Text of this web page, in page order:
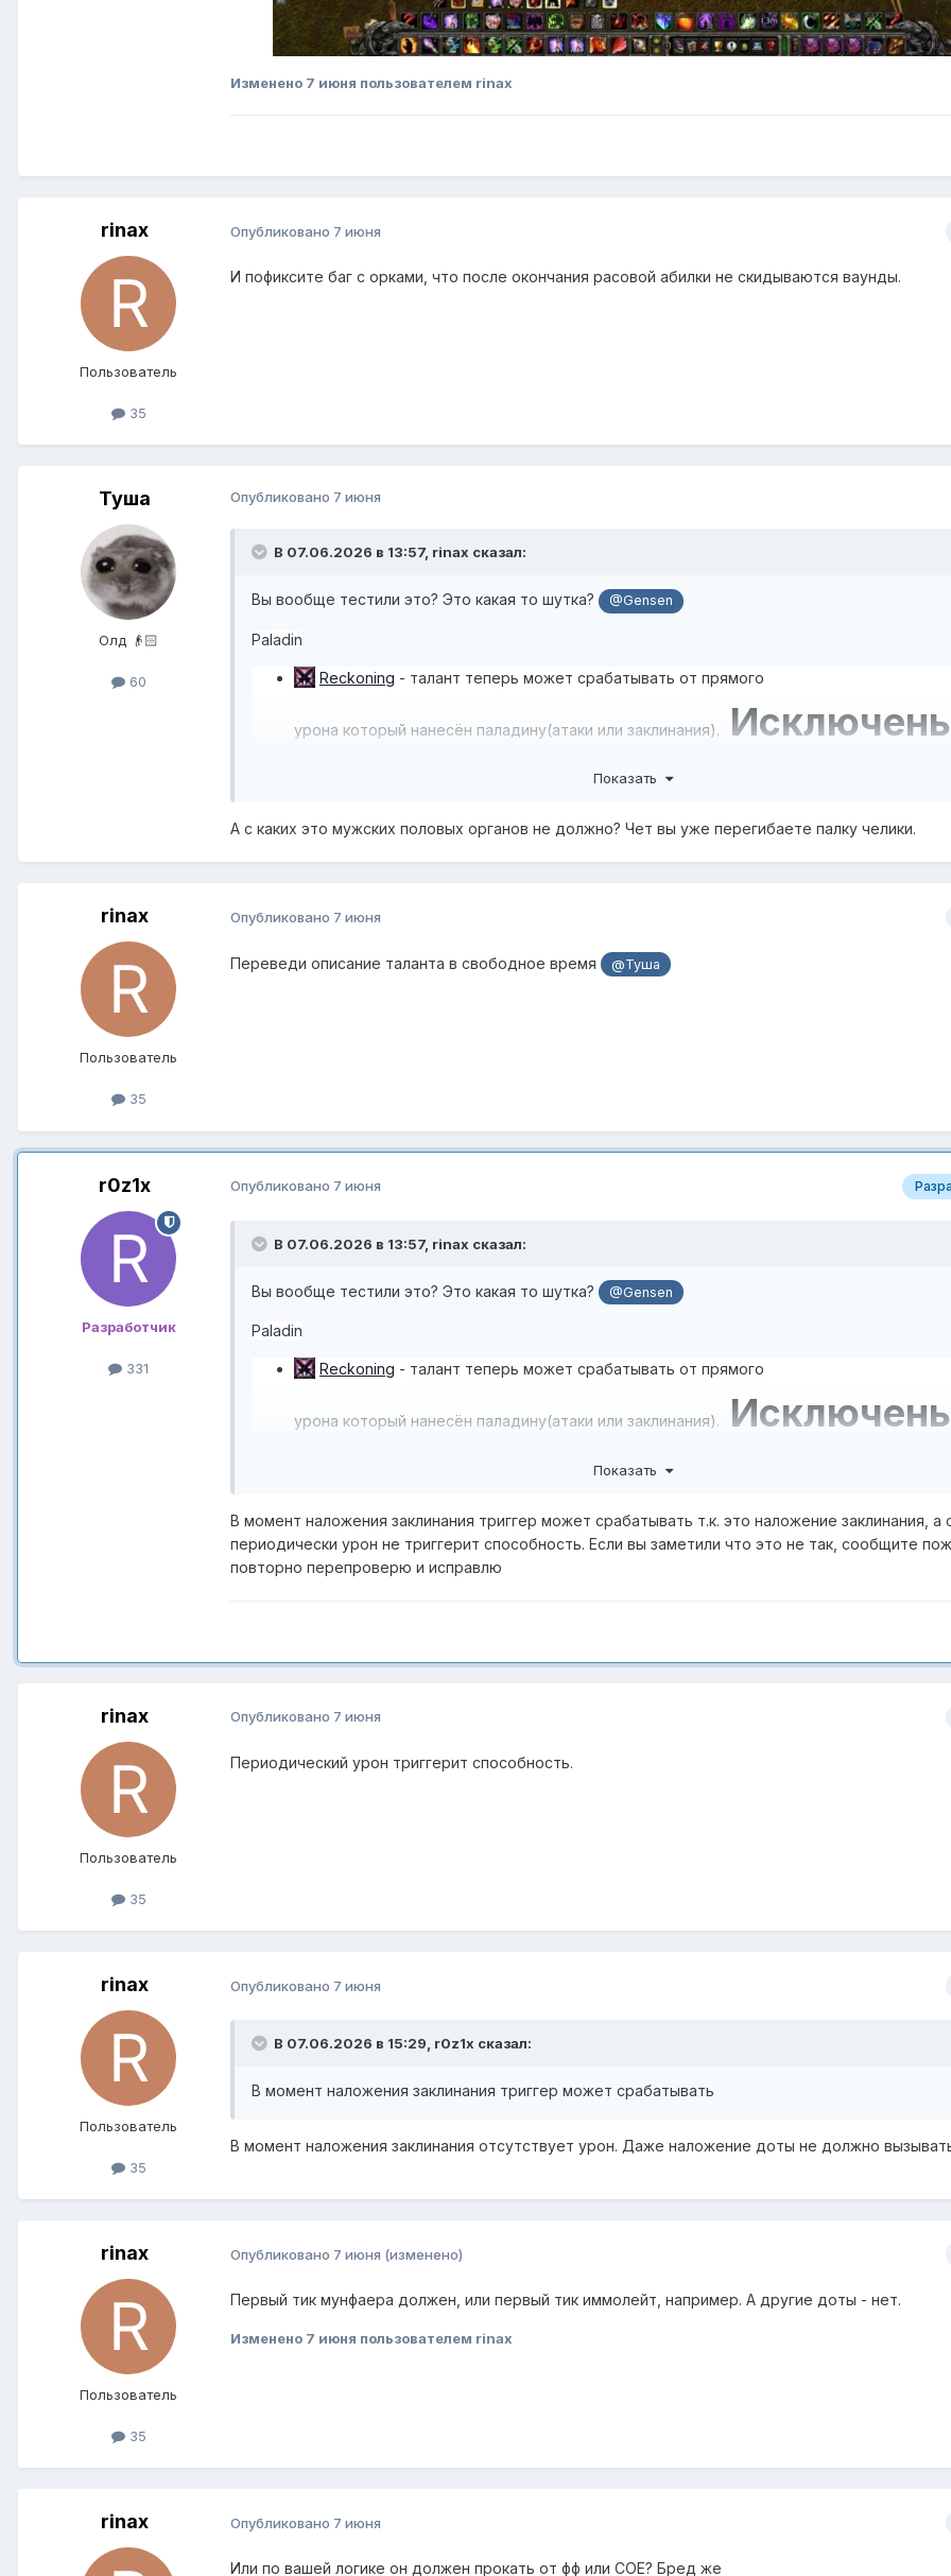
Изменено 7 июня пользователем rinax
rinax
Пользователь
35
Опубликовано 7 июня
И пофиксите баг с орками, что после окончания расовой абилки не скидываются ваунды.
Туша
Олд 👴🏻
60
Опубликовано 7 июня
В 07.06.2026 в 13:57, rinax сказал:
Вы вообще тестили это? Это какая то шутка? @Gensen
Paladin
Reckoning - талант теперь может срабатывать от прямого
урона который нанесён паладину(атаки или заклинания).
Показать
А с каких это мужских половых органов не должно? Чет вы уже перегибаете палку челики.
rinax
Пользователь
35
Опубликовано 7 июня
Переведи описание таланта в свободное время @Туша
r0z1x
Разработчик
331
Опубликовано 7 июня
В 07.06.2026 в 13:57, rinax сказал:
Вы вообще тестили это? Это какая то шутка? @Gensen
Paladin
Reckoning - талант теперь может срабатывать от прямого
урона который нанесён паладину(атаки или заклинания).
Seal of Blood
Показать
В момент наложения заклинания триггер может срабатывать т.к. это наложение заклинания, а
периодически урон не триггерит способность. Если вы заметили что это не так, сообщите
повторно перепроверю и исправлю
rinax
Пользователь
35
Опубликовано 7 июня
Периодический урон триггерит способность.
rinax
Пользователь
35
Опубликовано 7 июня
В 07.06.2026 в 15:29, r0z1x сказал:
В момент наложения заклинания триггер может срабатывать
В момент наложения заклинания отсутствует урон. Даже наложение доты не должно
rinax
Пользователь
35
Опубликовано 7 июня (изменено)
Первый тик мунфаера должен, или первый тик иммолейт, например. А другие доты - нет.
Изменено 7 июня пользователем rinax
rinax Опубликовано 7 июня
Или по вашей логике он должен прокать от фф или СОЕ? Бред же